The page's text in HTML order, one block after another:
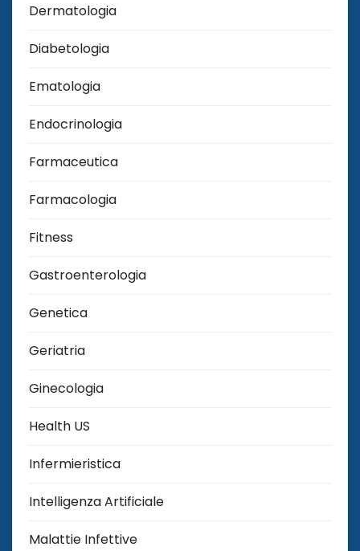
Dermatologia
Diabetologia
Ematologia
Endocrinologia
Farmaceutica
Farmacologia
Fitness
Gastroenterologia
Genetica
Geriatria
Ginecologia
Health US
Infermieristica
Intelligenza Artificiale
Malattie Infettive